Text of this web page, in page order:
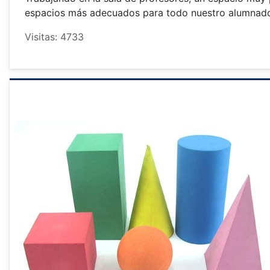
espacios más adecuados para todo nuestro
Visitas: 4733